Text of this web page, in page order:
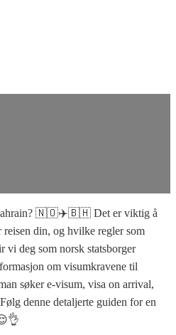
til Bahrain? 🇧🇭
Bahrain? 🇳🇴✈️🇧🇭 Det er viktig å
din, og hvilke regler som
vi deg som norsk statsborger
om visumkravene til
søker e-visum, visa on arrival,
denne detaljerte guiden for en